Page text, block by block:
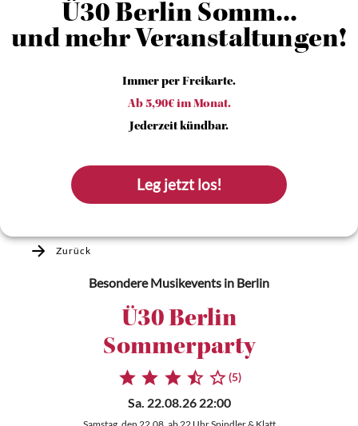
Ü30 Berlin Somm...
und mehr Veranstaltungen!
Immer per Freikarte.
Ab 5,90€ im Monat.
Jederzeit kündbar.
Leg jetzt los!
Zurück
Besondere Musikevents in Berlin
Ü30 Berlin
Sommerparty
(5)
Sa. 22.08.26 22:00